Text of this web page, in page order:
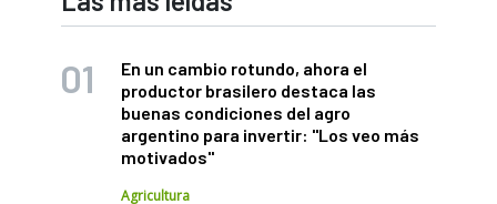
En un cambio rotundo, ahora el
productor brasilero destaca las
buenas condiciones del agro
argentino para invertir: "Los veo más
motivados"
Agricultura